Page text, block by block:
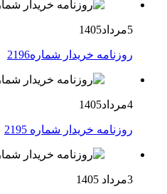
5مرداد1405
روزنامه خریدار شماره2196
4مرداد1405
روزنامه خریدار شماره 2195
3مرداد 1405